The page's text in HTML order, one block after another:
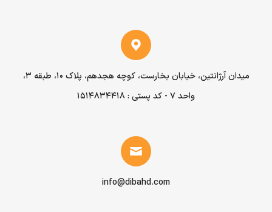
میدان آرژانتین، خیابان بخارست، کوچه هجدهم، پلاک ۱۰، طبقه ۳،
واحد ۷ - کد پستی : 1514834418
info@dibahd.com